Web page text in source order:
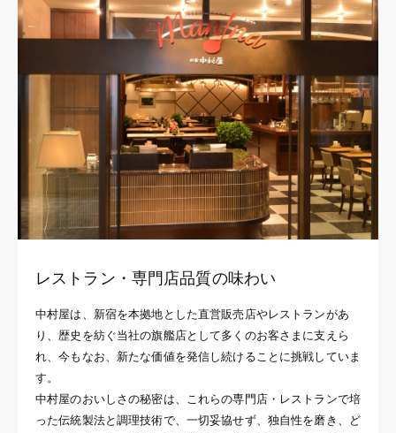
レストラン・専門店品質の味わい
中村屋は、新宿を本拠地とした直営販売店やレストランがあ
り、歴史を紡ぐ当社の旗艦店として多くのお客さまに支えら
れ、今もなお、新たな価値を発信し続けることに挑戦していま
す。
中村屋のおいしさの秘密は、これらの専門店・レストランで培
った伝統製法と調理技術で、一切妥協せず、独自性を磨き、ど